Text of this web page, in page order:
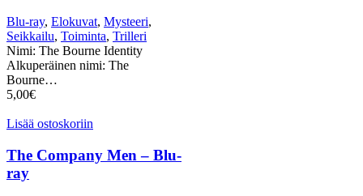
Blu-ray, Elokuvat, Mysteeri,
Seikkailu, Toiminta, Trilleri
Nimi: The Bourne Identity
Alkuperäinen nimi: The
Bourne…
5,00€
Lisää ostoskoriin
The Company Men – Blu-
ray